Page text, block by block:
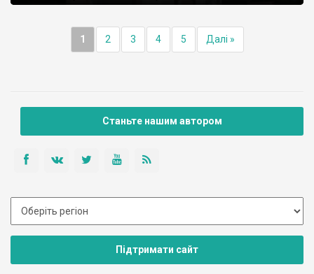
1 2 3 4 5 Далі »
Станьте нашим автором
Підтримати сайт